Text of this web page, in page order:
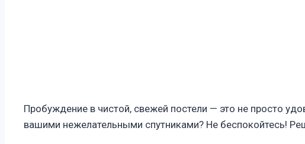
Пробуждение в чистой, свежей постели — это не просто
вашими нежелательными спутниками? Не беспокойтесь!